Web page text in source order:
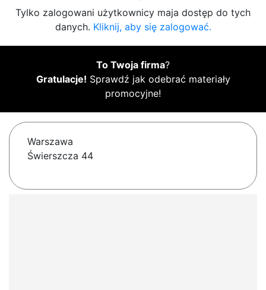
Tylko zalogowani użytkownicy maja dostęp do tych
danych. Kliknij, aby się zalogować.
To Twoja firma?
Gratulacje! Sprawdź jak odebrać materiały
promocyjne!
Warszawa
Świerszcza 44